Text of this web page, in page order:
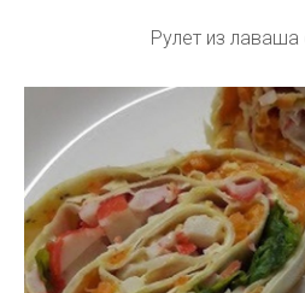
Рулет из лаваша